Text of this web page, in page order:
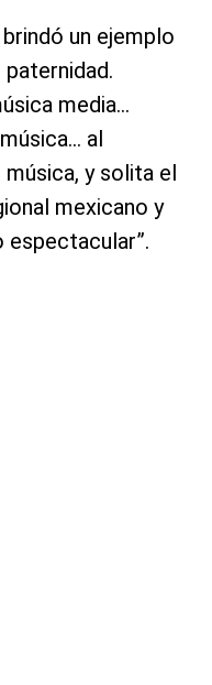
un ejemplo
media…
al
y solita el
mexicano y
espectacular”.